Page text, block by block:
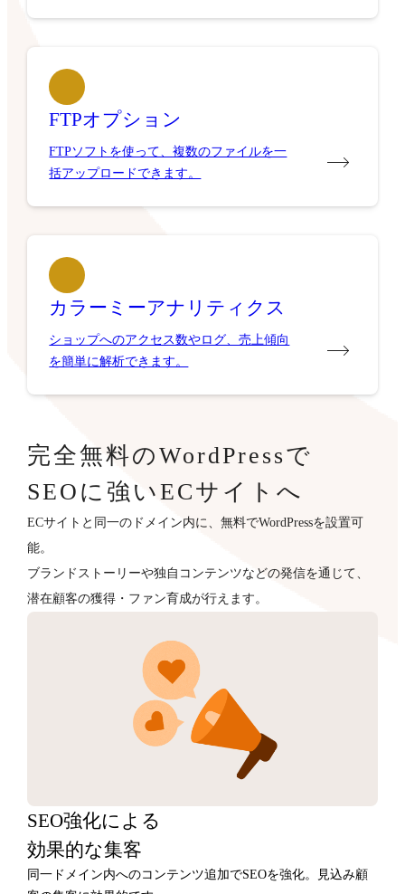
FTPオプション
FTPソフトを使って、複数のファイルを一
括アップロードできます。
カラーミーアナリティクス
ショップへのアクセス数やログ、売上傾向
を簡単に解析できます。
完全無料のWordPressで
SEOに強いECサイトへ
ECサイトと同一のドメイン内に、無料でWordPressを設置可
能。
ブランドストーリーや独自コンテンツなどの発信を通じて、
潜在顧客の獲得・ファン育成が行えます。
SEO強化による
効果的な集客
同一ドメイン内へのコンテンツ追加でSEOを強化。見込み顧